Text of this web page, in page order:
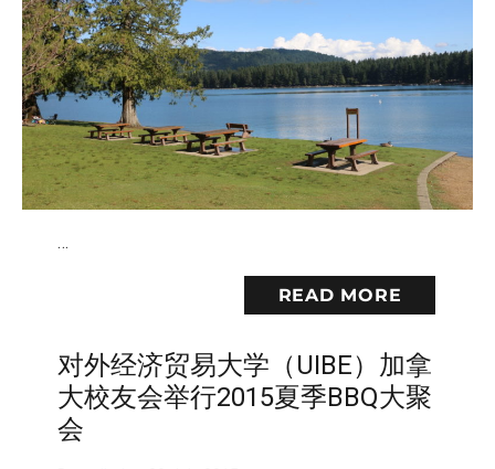
…
READ MORE
对外经济贸易大学（UIBE）加拿
大校友会举行2015夏季BBQ大聚
会